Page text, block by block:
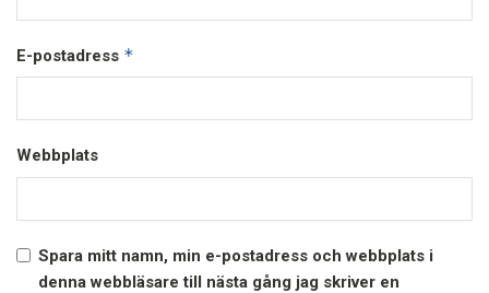
E-postadress *
Webbplats
Spara mitt namn, min e-postadress och webbplats i
denna webbläsare till nästa gång jag skriver en